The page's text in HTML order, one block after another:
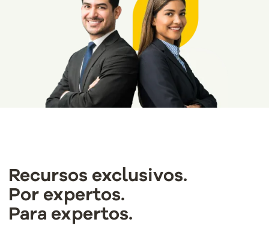
Recursos exclusivos.
Por expertos.
Para expertos.